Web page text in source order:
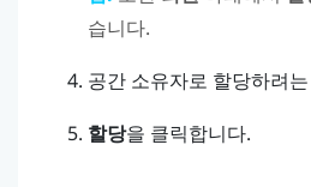
습니다.
공간 소유자로 할당하려
할당을 클릭합니다.